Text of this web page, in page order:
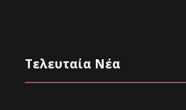
Τελευταία Νέα